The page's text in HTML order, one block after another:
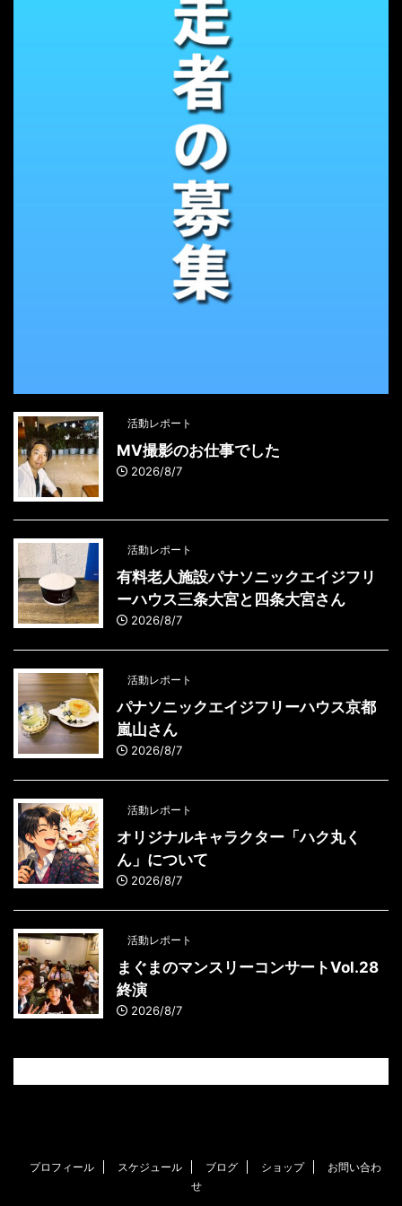
活動レポート
MV撮影のお仕事でした
2026/8/7
活動レポート
有料老人施設パナソニックエイジフリ
ーハウス三条大宮と四条大宮さん
2026/8/7
活動レポート
パナソニックエイジフリーハウス京都
嵐山さん
2026/8/7
活動レポート
オリジナルキャラクター「ハク丸く
ん」について
2026/8/7
活動レポート
まぐまのマンスリーコンサートVol.28
終演
2026/8/7
プロフィール スケジュール ブログ ショップ
お問い合わ
せ